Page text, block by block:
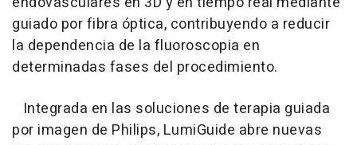
guiado por fibra óptica, contribuyendo a reducir
la dependencia de la fluoroscopia en
determinadas fases del procedimiento.
Integrada en las soluciones de terapia guiada
por imagen de Philips, LumiGuide abre nuevas